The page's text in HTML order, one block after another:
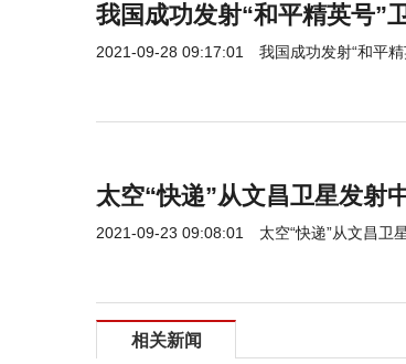
我国成功发射“和平精英号”
2021-09-28 09:17:01 我国成功发射“和平
太空“快递”从文昌卫星发射
2021-09-23 09:08:01 太空“快递”从文昌卫
相关新闻